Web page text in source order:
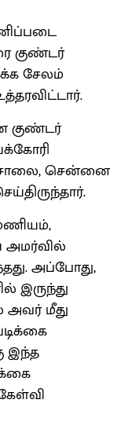
குண்டர்
சேலம்
குண்டர்
சென்னை
அமர்வில்
அப்போது,
இருந்து
அவர் மீது
இந்த